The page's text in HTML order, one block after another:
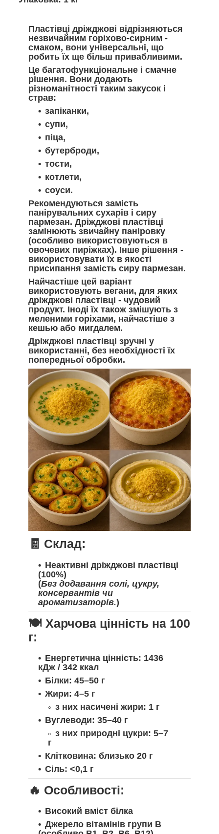
Пластівці дріжджові відрізняються
незвичайним горіхово-сирним -
смаком, вони універсальні, що
робить їх ще більш привабливими.
Це багатофункціональне і смачне
рішення. Вони додають
різноманітності таким закусок і
страв:
запіканки,
супи,
піца,
бутерброди,
тости,
котлети,
соуси.
Рекомендуються замість
панірувальних сухарів і сиру
пармезан. Дріжджові пластівці
замінюють звичайну паніровку
(особливо використовуються в
овочевих пиріжках). Інше рішення -
використовувати їх в якості
присипання замість сиру пармезан.
Найчастіше цей варіант
використовують вегани, для яких
дріжджові пластівці - чудовий
продукт. Іноді їх також змішують з
меленими горіхами, найчастіше з
кешью або мигдалем.
Дріжджові пластівці зручні у
використанні, без необхідності їх
попередньої обробки.
🧾 Склад:
Неактивні дріжджові пластівці
(100%)
(Без додавання солі, цукру,
консервантів чи
ароматизаторів.)
🍽️ Харчова цінність на 100
г:
Енергетична цінність: 1436
кДж / 342 ккал
Білки: 45–50 г
Жири: 4–5 г
з них насичені жири: 1 г
Вуглеводи: 35–40 г
з них природні цукри: 5–7
г
Клітковина: близько 20 г
Сіль: <0,1 г
🔥 Особливості:
Високий вміст білка
Джерело вітамінів групи B